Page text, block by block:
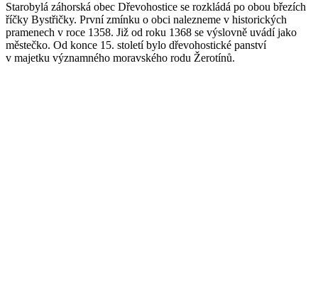
Starobylá záhorská obec Dřevohostice se rozkládá po obou březích
říčky Bystřičky. První zmínku o obci nalezneme v historických
pramenech v roce 1358. Již od roku 1368 se výslovně uvádí jako
městečko. Od konce 15. století bylo dřevohostické panství
v majetku významného moravského rodu Žerotínů.